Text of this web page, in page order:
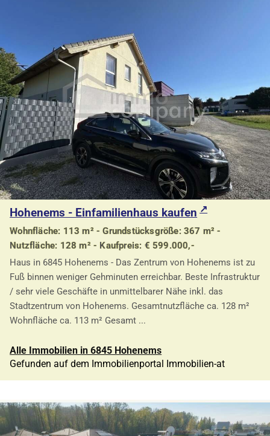
Hohenems - Einfamilienhaus kaufen
Wohnfläche: 113 m² - Grundstücksgröße: 367 m² -
Nutzfläche: 128 m² - Kaufpreis: € 599.000,-
Haus in 6845 Hohenems - Das Zentrum von Hohenems ist zu
Fuß binnen weniger Gehminuten erreichbar. Beste Infrastruktur
/ sehr viele Geschäfte in unmittelbarer Nähe inkl. das
Stadtzentrum von Hohenems. Gesamtnutzfläche ca. 128 m²
Wohnfläche ca. 113 m² Gesamt ...
Alle Immobilien in 6845 Hohenems
Gefunden auf dem Immobilienportal Immobilien-at